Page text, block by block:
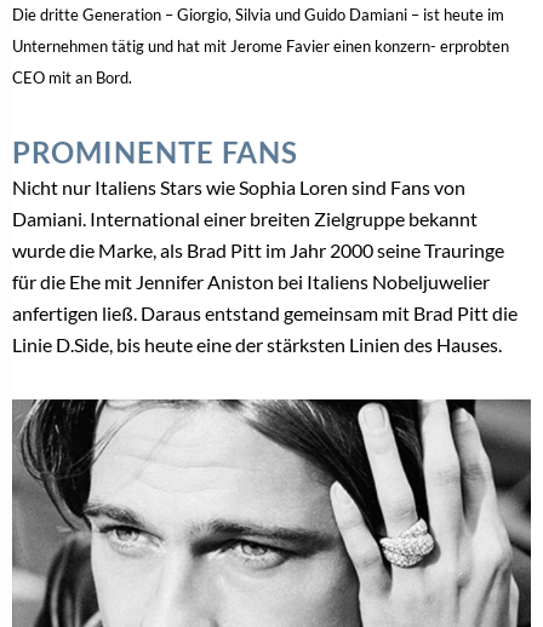
Die dritte Generation – Giorgio, Silvia und Guido Damiani – ist heute im
Unternehmen tätig und hat mit Jerome Favier einen konzern- erprobten
CEO mit an Bord.
PROMINENTE FANS
Nicht nur Italiens Stars wie Sophia Loren sind Fans von
Damiani. International einer breiten Zielgruppe bekannt
wurde die Marke, als Brad Pitt im Jahr 2000 seine Trauringe
für die Ehe mit Jennifer Aniston bei Italiens Nobeljuwelier
anfertigen ließ. Daraus entstand gemeinsam mit Brad Pitt die
Linie D.Side, bis heute eine der stärksten Linien des Hauses.